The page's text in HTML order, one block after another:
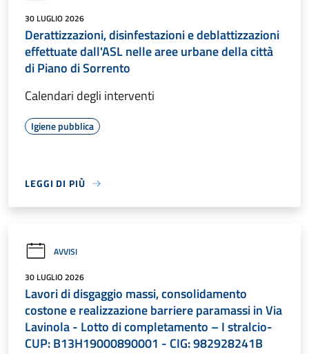
30 LUGLIO 2026
Derattizzazioni, disinfestazioni e deblattizzazioni
effettuate dall'ASL nelle aree urbane della città
di Piano di Sorrento
Calendari degli interventi
Igiene pubblica
LEGGI DI PIÙ
AVVISI
30 LUGLIO 2026
Lavori di disgaggio massi, consolidamento
costone e realizzazione barriere paramassi in Via
Lavinola - Lotto di completamento – I stralcio-
CUP: B13H19000890001 - CIG: 982928241B